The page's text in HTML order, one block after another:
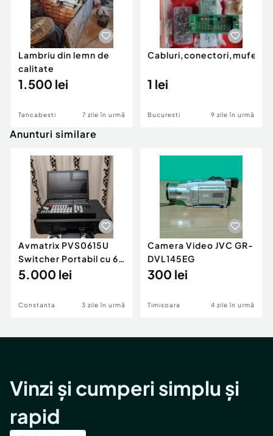
Lambriu din lemn de
calitate
1.500 lei
Tancabesti 7 zile în urmă
Cabluri,conectori,mufe
1 lei
Bucuresti 9 zile în urmă
Anunturi similare
Avmatrix PVS0615U
Switcher Portabil cu 6
Canale cu Display de
5.000 lei
Constanta 3 zile în urmă
Camera Video JVC GR-
DVL145EG
300 lei
Timisoara 4 zile în urmă
Vinzi și cumperi simplu și
rapid